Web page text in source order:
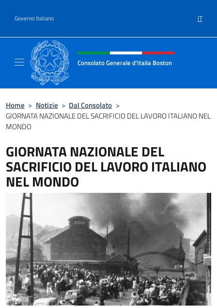
Governo Italiano IT
Intestazione sito, social e menù
Consolato Generale d'Italia Boston
Home > Notizie > Dal Consolato >
GIORNATA NAZIONALE DEL SACRIFICIO DEL LAVORO ITALIANO NEL
MONDO
GIORNATA NAZIONALE DEL
SACRIFICIO DEL LAVORO ITALIANO
NEL MONDO